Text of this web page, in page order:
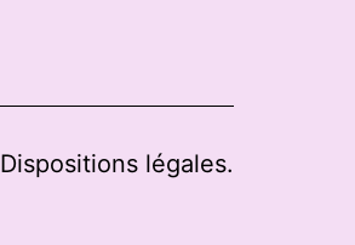
Dispositions légales.